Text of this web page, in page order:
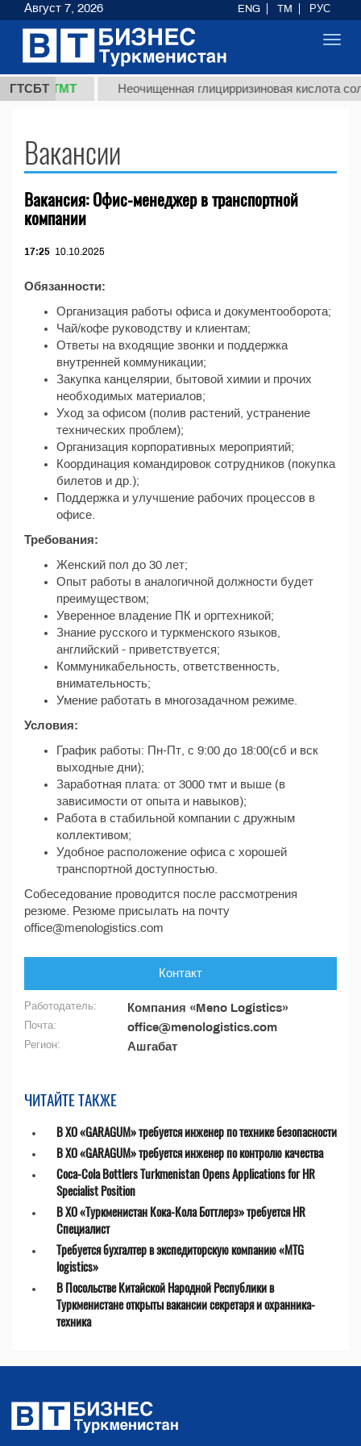
ГТСБТ
37,8 ТМТ Неочищенная глицирризиновая кислота
Вакансии
Вакансия: Офис-менеджер в транспортной
компании
17:25 10.10.2025
Обязанности:
Организация работы офиса и документооборота;
Чай/кофе руководству и клиентам;
Ответы на входящие звонки и поддержка
внутренней коммуникации;
Закупка канцелярии, бытовой химии и прочих
необходимых материалов;
Уход за офисом (полив растений, устранение
технических проблем);
Организация корпоративных мероприятий;
Координация командировок сотрудников (покупка
билетов и др.);
Поддержка и улучшение рабочих процессов в
офисе.
Требования:
Женский пол до 30 лет;
Опыт работы в аналогичной должности будет
преимуществом;
Уверенное владение ПК и оргтехникой;
Знание русского и туркменского языков,
английский - приветствуется;
Коммуникабельность, ответственность,
внимательность;
Умение работать в многозадачном режиме.
Условия:
График работы: Пн-Пт, с 9:00 до 18:00(сб и вск
выходные дни);
Заработная плата: от 3000 тмт и выше (в
зависимости от опыта и навыков);
Работа в стабильной компании с дружным
коллективом;
Удобное расположение офиса с хорошей
транспортной доступностью.
Собеседование проводится после рассмотрения
резюме. Резюме присылать на почту
office@menologistics.com
Контакт
Работодатель: Компания «Meno Logistics»
Почта: office@menologistics.com
Регион: Ашгабат
ЧИТАЙТЕ ТАКЖЕ
В ХО «GARAGUM» требуется инженер по технике безопасности
В ХО «GARAGUM» требуется инженер по контролю качества
Coca-Cola Bottlers Turkmenistan Opens Applications for HR
Specialist Position
В ХО «Туркменистан Кока-Кола Боттлерз» требуется HR
Специалист
Требуется бухгалтер в экспедиторскую компанию «MTG
logistics»
В Посольстве Китайской Народной Республики в
Туркменистане открыты вакансии секретаря и охранника-
техника
Август 7, 2026 ENG TM РУС